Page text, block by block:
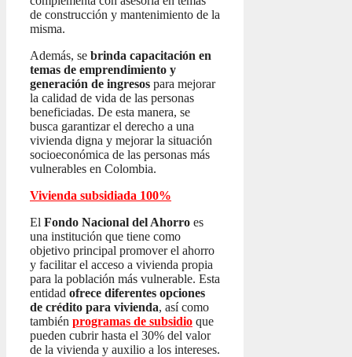
de construcción y mantenimiento de la
misma.
Además, se brinda capacitación en
temas de emprendimiento y
generación de ingresos para mejorar
la calidad de vida de las personas
beneficiadas. De esta manera, se
busca garantizar el derecho a una
vivienda digna y mejorar la situación
socioeconómica de las personas más
vulnerables en Colombia.
Vivienda subsidiada 100%
El Fondo Nacional del Ahorro es
una institución que tiene como
objetivo principal promover el ahorro
y facilitar el acceso a vivienda propia
para la población más vulnerable. Esta
entidad ofrece diferentes opciones
de crédito para vivienda, así como
también programas de subsidio que
pueden cubrir hasta el 30% del valor
de la vivienda y auxilio a los intereses.